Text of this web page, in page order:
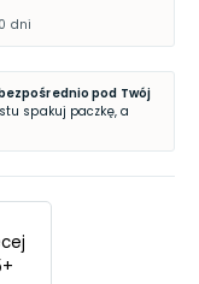
dni
pod Twój
spakuj paczkę, a
+